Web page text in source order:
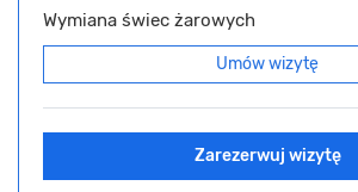
Wymiana świec żarowych
Umów wizytę
Zarezerwuj wizytę